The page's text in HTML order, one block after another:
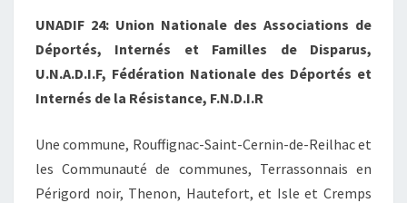
UNADIF 24: Union Nationale des Associations de
Déportés, Internés et Familles de Disparus,
U.N.A.D.I.F, Fédération Nationale des Déportés et
Internés de la Résistance, F.N.D.I.R
Une commune, Rouffignac-Saint-Cernin-de-Reilhac et
les Communauté de communes, Terrassonnais en
Périgord noir, Thenon, Hautefort, et Isle et Cremps